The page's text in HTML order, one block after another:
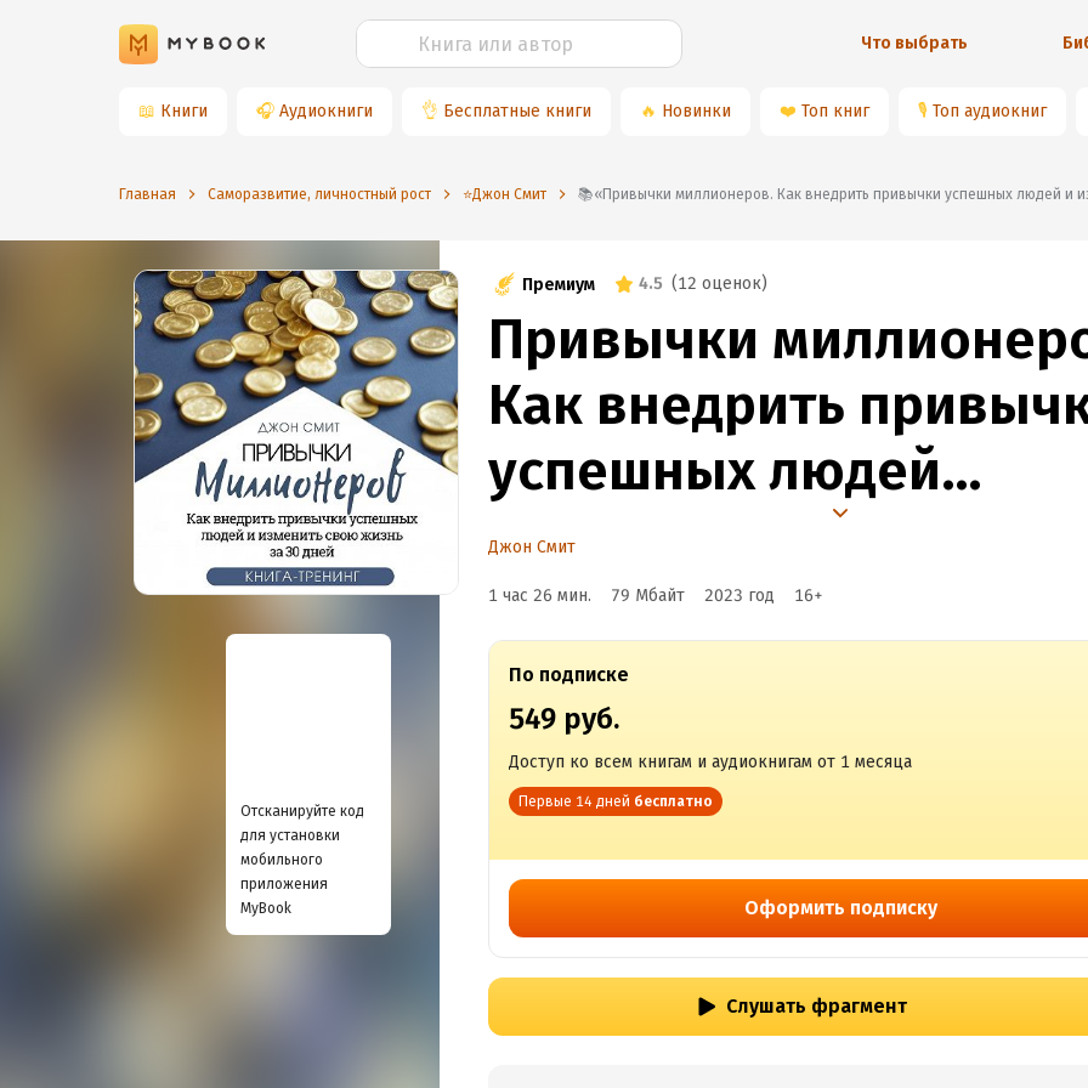
Что выбрать
📖 Книги 🎧 Аудиокниги 👌 Бесплатные книги 🔥 Новинки ❤️ Топ книг 🎙 Топ аудиокниг
Главная Саморазвитие, личностный рост ⭐️Джон Смит 📚«Привычки миллионеров. Как внедрить привычки успешных людей и
Отсканируйте код
для установки
мобильного
приложения
MyBook
Премиум 4.5 (12 оценок)
Привычки
Как внедрить
успешных людей
и изменить свою
за 30 дней. Книга-
Джон Смит
1 час 26 мин. 79 Мбайт 2023 год 16+
По подписке
549 руб.
Доступ ко всем книгам и аудиокнигам от 1 месяца
Первые 14 дней бесплатно
Оформить подписку
Слушать фрагмент